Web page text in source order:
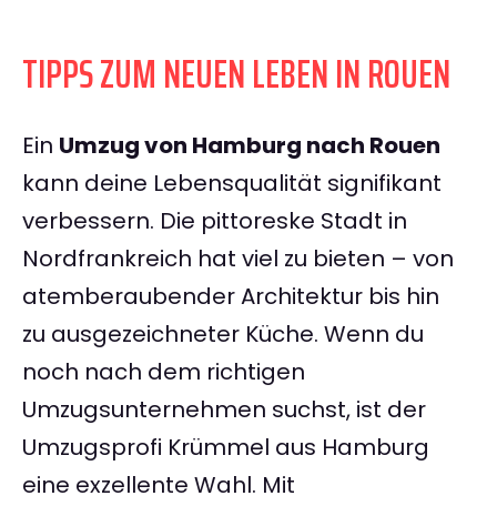
TIPPS ZUM NEUEN LEBEN IN ROUEN
Ein Umzug von Hamburg nach Rouen
kann deine Lebensqualität signifikant
verbessern. Die pittoreske Stadt in
Nordfrankreich hat viel zu bieten – von
atemberaubender Architektur bis hin
zu ausgezeichneter Küche. Wenn du
noch nach dem richtigen
Umzugsunternehmen suchst, ist der
Umzugsprofi Krümmel aus Hamburg
eine exzellente Wahl. Mit